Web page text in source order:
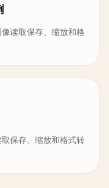
读取保存、缩放和格
保存、缩放和格式转